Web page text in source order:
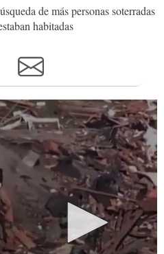
de más personas soterradas
habitadas